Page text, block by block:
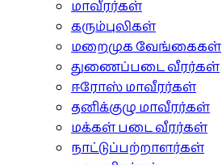
மாவீரர்கள்
கரும்புலிகள்
மறைமுக வேங்கைகள்
துணைப்படை வீரர்கள்
ஈரோஸ் மாவீரர்கள்
தனிக்குழு மாவீரர்கள்
மக்கள் படை வீரர்கள்
நாட்டுப்பற்றாளர்கள்